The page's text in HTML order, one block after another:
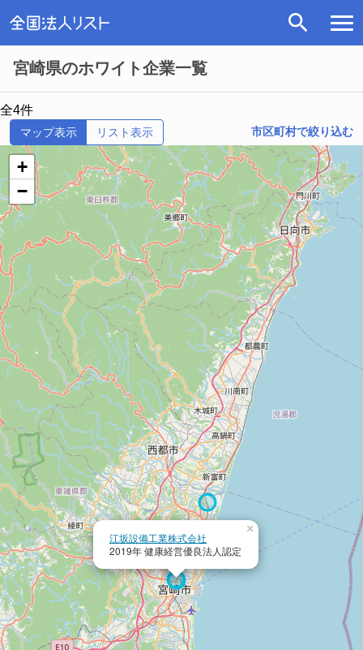
宮崎県のホワイト企業一覧
全4件
マップ表示 リスト表示 市区町村で絞り込む
江坂設備工業株式会社
2019年 健康経営優良法人認定
×
+
−